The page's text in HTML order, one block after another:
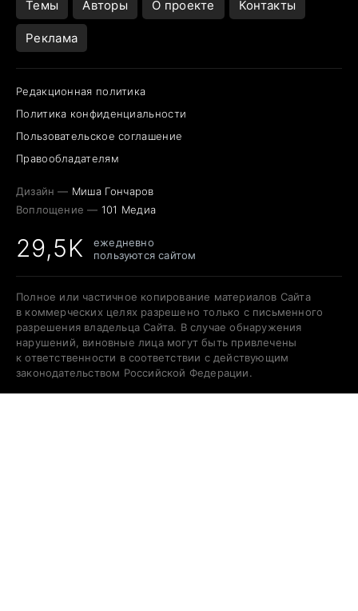
Темы Авторы О проекте Контакты
Реклама
Редакционная политика
Политика конфиденциальности
Пользовательское соглашение
Правообладателям
Дизайн — Миша Гончаров
Воплощение — 101 Медиа
29,5K
ежедневно
пользуются сайтом
Полное или частичное копирование материалов Сайта
в коммерческих целях разрешено только с письменного
разрешения владельца Сайта. В случае обнаружения
нарушений, виновные лица могут быть привлечены
к ответственности в соответствии с действующим
законодательством Российской Федерации.